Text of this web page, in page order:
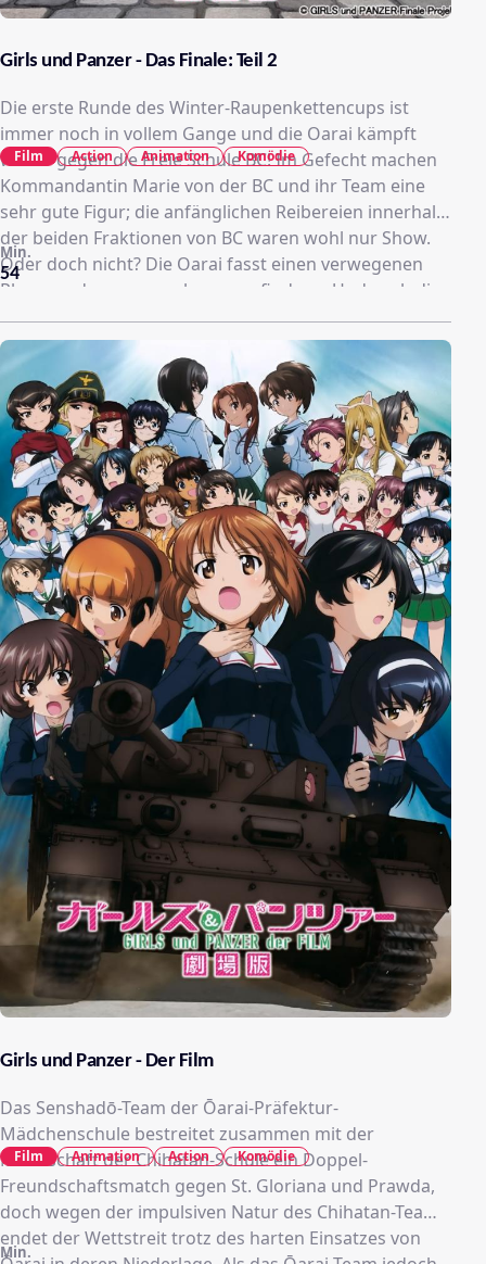
Girls und Panzer - Das Finale: Teil 2
Die erste Runde des Winter-Raupenkettencups ist
immer noch in vollem Gange und die Oarai kämpft
weiter gegen die Freie Schule BC! Im Gefecht machen
Kommandantin Marie von der BC und ihr Team eine
sehr gute Figur; die anfänglichen Reibereien innerhalb
der beiden Fraktionen von BC waren wohl nur Show.
Oder doch nicht? Die Oarai fasst einen verwegenen
Plan, um das genauer herauszufinden… Und auch die
anderen wohlbekannten, aber auch bisher
unbekannten, Schulen liefern sich jede Menge geballte
Panzer-Action! Wie endet die Runde 1? Und was
erwartet uns in Runde 2?
54
Min.
Film Action Animation Komödie
Girls und Panzer - Der Film
Das Senshadō-Team der Ōarai-Präfektur-
Mädchenschule bestreitet zusammen mit der
Mannschaft der Chihatan-Schule ein Doppel-
Freundschaftsmatch gegen St. Gloriana und Prawda,
doch wegen der impulsiven Natur des Chihatan-Teams
endet der Wettstreit trotz des harten Einsatzes von
Min.
Film Animation Action Komödie